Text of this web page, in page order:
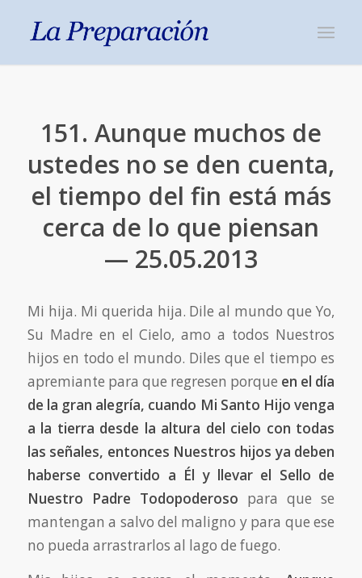
151. Aunque muchos de
ustedes no se den cuenta,
el tiempo del fin está más
cerca de lo que piensan
— 25.05.2013
Mi hija. Mi querida hija. Dile al mundo que Yo,
Su Madre en el Cielo, amo a todos Nuestros
hijos en todo el mundo. Diles que el tiempo es
apremiante para que regresen porque en el día
de la gran alegría, cuando Mi Santo Hijo venga
a la tierra desde la altura del cielo con todas
las señales, entonces Nuestros hijos ya deben
haberse convertido a Él y llevar el Sello de
Nuestro Padre Todopoderoso para que se
mantengan a salvo del maligno y para que ese
no pueda arrastrarlos al lago de fuego.